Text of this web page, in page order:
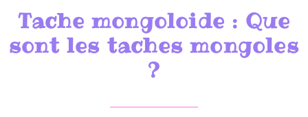
Tache mongoloide : Que
sont les taches mongoles
?